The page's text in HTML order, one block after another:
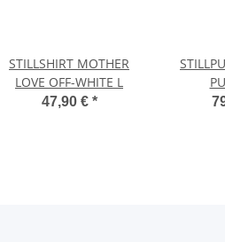
STILLSHIRT MOTHER
LOVE OFF-WHITE L
47,90 € *